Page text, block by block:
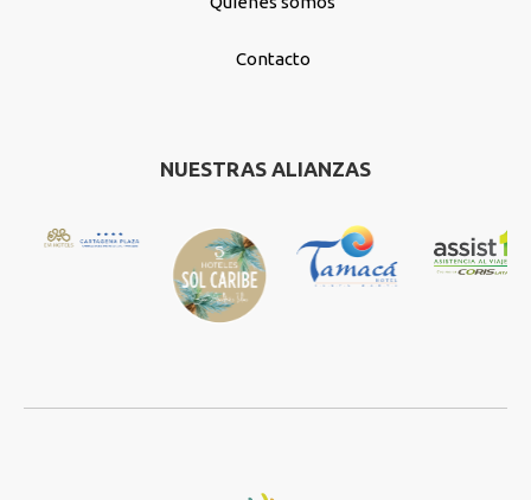
Contacto
NUESTRAS ALIANZAS